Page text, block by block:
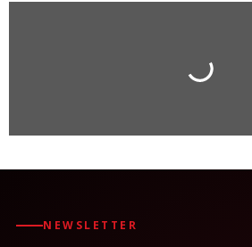
NEWSLETTER